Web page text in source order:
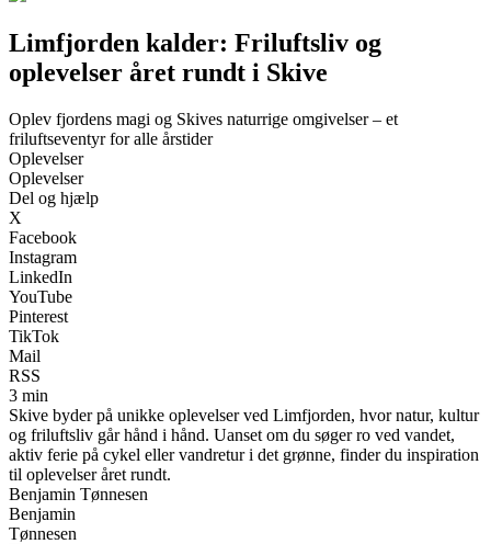
Limfjorden kalder: Friluftsliv og
oplevelser året rundt i Skive
Oplev fjordens magi og Skives naturrige omgivelser – et
friluftseventyr for alle årstider
Oplevelser
Oplevelser
Del og hjælp
X
Facebook
Instagram
LinkedIn
YouTube
Pinterest
TikTok
Mail
RSS
3 min
Skive byder på unikke oplevelser ved Limfjorden, hvor natur, kultur
og friluftsliv går hånd i hånd. Uanset om du søger ro ved vandet,
aktiv ferie på cykel eller vandretur i det grønne, finder du inspiration
til oplevelser året rundt.
Benjamin Tønnesen
Benjamin
Tønnesen